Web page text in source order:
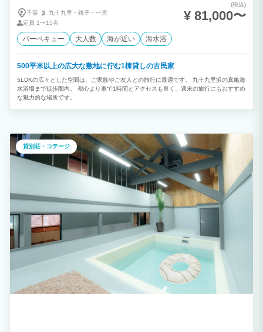
千葉 九十九里・ 銚子・ 一宮
定員 1〜15名
(税込)
¥ 81,000〜
バーベキュー 大人数 海が近い 海水浴
500平米以上の広大な敷地に佇む1棟貸しの古民家
5LDKの広々とした空間は、ご家族やご友人との旅行に最適です。 九十九里浜の真亀海
水浴場まで徒歩圏内。 都心より車で1時間とアクセスも良く、週末の旅行にもおすすめ
な魅力的な場所です。
貸別荘・コテージ